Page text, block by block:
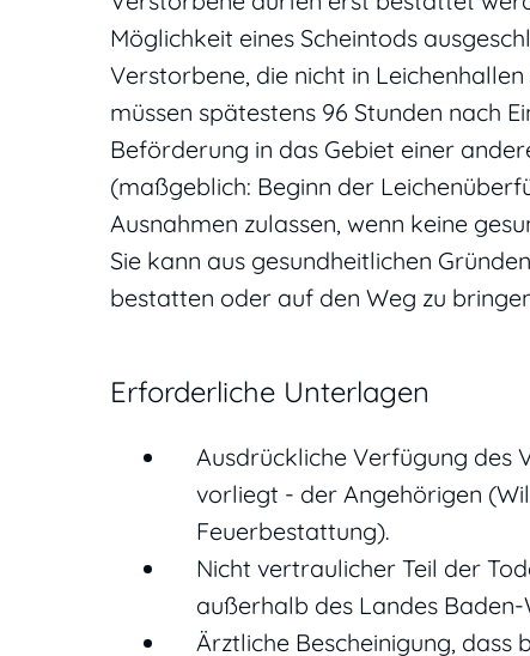
Möglichkeit eines Scheintods
Verstorbene, die nicht in
müssen spätestens 96 Stunden nach
Beförderung in das Gebiet einer
(maßgeblich: Beginn der
Ausnahmen zulassen, wenn keine
Sie kann aus gesundheitlichen
bestatten oder auf den Weg zu
Erforderliche Unterlagen
Ausdrückliche Verfügung des
vorliegt - der Angehörigen
Feuerbestattung).
Nicht vertraulicher Teil der
außerhalb des Landes
Ärztliche Bescheinigung, dass